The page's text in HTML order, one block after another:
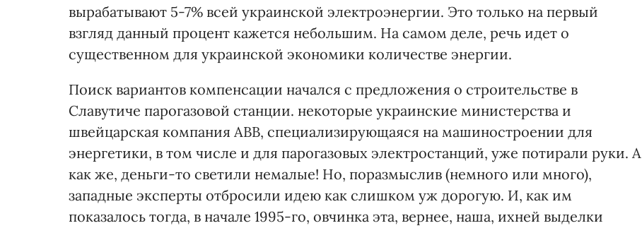
вырабатывают 5-7% всей украинской электроэнергии. Это только на первый
взгляд данный процент кажется небольшим. На самом деле, речь идет о
существенном для украинской экономики количестве энергии.
Поиск вариантов компенсации начался с предложения о строительстве в
Славутиче парогазовой станции. некоторые украинские министерства и
швейцарская компания АВВ, специализирующаяся на машиностроении для
энергетики, в том числе и для парогазовых электростанций, уже потирали руки. А
как же, деньги-то светили немалые! Но, поразмыслив (немного или много),
западные эксперты отбросили идею как слишком уж дорогую. И, как им
показалось тогда, в начале 1995-го, овчинка эта, вернее, наша, ихней выделки